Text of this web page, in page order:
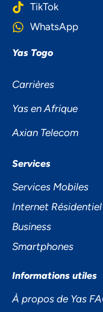
TikTok
WhatsApp
Yas Togo
Carrières
Yas en Afrique
Axian Telecom
Services
Services Mobiles
Internet Résidentiel
Business
Smartphones
Informations utiles
À propos de Yas
NOUS
PRIVÉE